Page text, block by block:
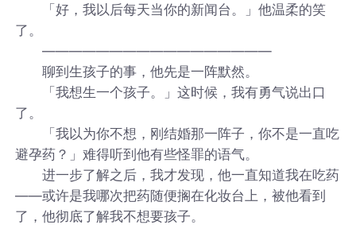
「好，我以后每天当你的新闻台。」他温柔的笑
了。
―――――――――――――――――
聊到生孩子的事，他先是一阵默然。
「我想生一个孩子。」这时候，我有勇气说出口
了。
「我以为你不想，刚结婚那一阵子，你不是一直吃
避孕药？」难得听到他有些怪罪的语气。
进一步了解之后，我才发现，他一直知道我在吃药
——或许是我哪次把药随便搁在化妆台上，被他看到
了，他彻底了解我不想要孩子。